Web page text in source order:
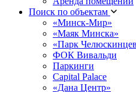
Поиск по объектам
«Минск-Мир»
«Маяк Минска»
«Парк
ФОК Вивальди
Паркинги
Capital Palace
«Дана Центр»